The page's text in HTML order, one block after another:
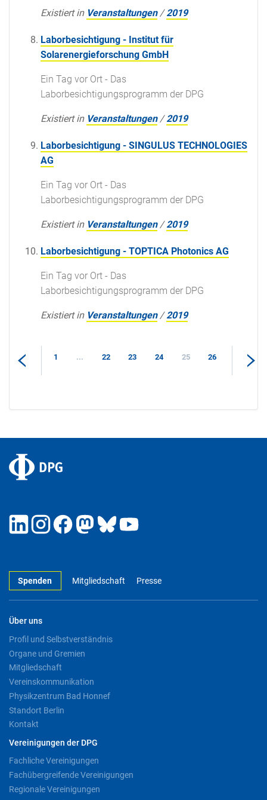
Existiert in Veranstaltungen /2019
Laborbesichtigung - Institut für
Solarenergieforschung GmbH
Ein Tag vor Ort - Das
Laborbesichtigungsprogramm der DPG
Existiert in Veranstaltungen /2019
Laborbesichtigung - SINGULUS TECHNOLOGIES
AG
Ein Tag vor Ort - Das
Laborbesichtigungsprogramm der DPG
Existiert in Veranstaltungen /2019
Laborbesichtigung - TOPTICA Photonics AG
Ein Tag vor Ort - Das
Laborbesichtigungsprogramm der DPG
Existiert in Veranstaltungen /2019
1 ... 22 23 24 25 26
Spenden Mitgliedschaft Presse
Über uns
Profil und Selbstverständnis
Organe und Gremien
Mitgliedschaft
Vereinskommunikation
Physikzentrum Bad Honnef
Standort Berlin
Kontakt
Vereinigungen der DPG
Fachliche Vereinigungen
Fachübergreifende Vereinigungen
Regionale Vereinigungen